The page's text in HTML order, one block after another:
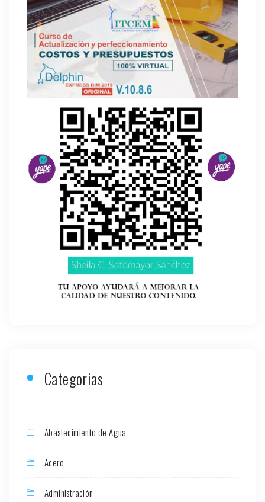
Categorias
Abastecimiento de Agua
Acero
Administración